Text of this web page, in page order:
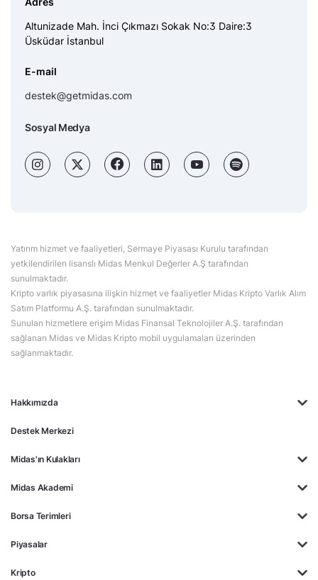
Hakkımızda
Destek Merkezi
Midas'ın Kulakları
Midas Akademi
Borsa Terimleri
Piyasalar
Kripto
Altunizade Mah. İnci Çıkmazı Sokak No:3 Daire:3
Üsküdar İstanbul
E-mail
destek@getmidas.com
Sosyal Medya
Yatırım hizmet ve faaliyetleri, Sermaye Piyasası Kurulu tarafından
yetkilendirilen lisanslı Midas Menkul Değerler A.Ş tarafından
sunulmaktadır.
Kripto varlık piyasasına ilişkin hizmet ve faaliyetler Midas Kripto Varlık Alım
Satım Platformu A.Ş. tarafından sunulmaktadır.
Sunulan hizmetlere erişim Midas Finansal Teknolojiler A.Ş. tarafından
sağlanan Midas ve Midas Kripto mobil uygulamaları üzerinden
sağlanmaktadır.